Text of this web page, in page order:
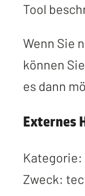
Tool
Wenn Sie
können
es dann
Externes
Zweck: